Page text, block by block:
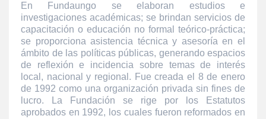
En Fundaungo se elaboran estudios e
investigaciones académicas; se brindan servicios de
capacitación o educación no formal teórico-práctica;
se proporciona asistencia técnica y asesoría en el
ámbito de las políticas públicas, generando espacios
de reflexión e incidencia sobre temas de interés
local, nacional y regional. Fue creada el 8 de enero
de 1992 como una organización privada sin fines de
lucro. La Fundación se rige por los Estatutos
aprobados en 1992, los cuales fueron reformados en